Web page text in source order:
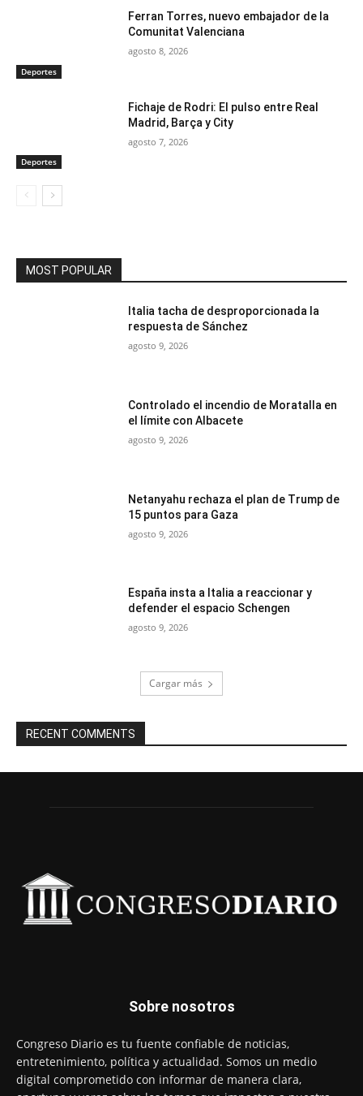
Deportes
Ferran Torres, nuevo embajador de la
Comunitat Valenciana
agosto 8, 2026
Deportes
Fichaje de Rodri: El pulso entre Real
Madrid, Barça y City
agosto 7, 2026
MOST POPULAR
Italia tacha de desproporcionada la
respuesta de Sánchez
agosto 9, 2026
Controlado el incendio de Moratalla en
el límite con Albacete
agosto 9, 2026
Netanyahu rechaza el plan de Trump de
15 puntos para Gaza
agosto 9, 2026
España insta a Italia a reaccionar y
defender el espacio Schengen
agosto 9, 2026
Cargar más
RECENT COMMENTS
Sobre nosotros
Congreso Diario es tu fuente confiable de noticias,
entretenimiento, política y actualidad. Somos un medio
digital comprometido con informar de manera clara,